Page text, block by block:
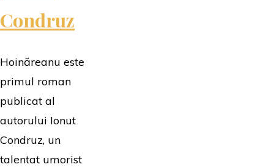
Condruz
Hoinăreanu este
primul roman
publicat al
autorului Ionut
Condruz, un
talentat umorist